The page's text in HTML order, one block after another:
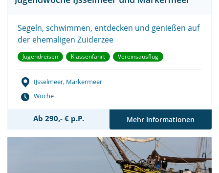
Segeln, schwimmen, entdecken und genießen auf
der ehemaligen Zuiderzee
Jugendreisen Klassenfahrt Vereinsausflug
IJsselmeer, Markermeer
Woche
Ab 290,- € p.P. Mehr Informationen